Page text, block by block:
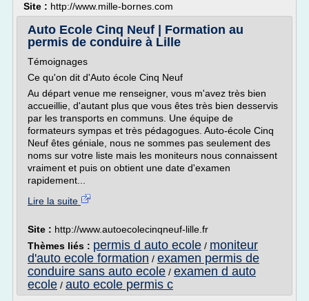
Site : http://www.mille-bornes.com
Auto Ecole Cinq Neuf | Formation au
permis de conduire à Lille
Témoignages
Ce qu'on dit d'Auto école Cinq Neuf
Au départ venue me renseigner, vous m'avez très bien
accueillie, d'autant plus que vous êtes très bien desservis
par les transports en communs. Une équipe de
formateurs sympas et très pédagogues. Auto-école Cinq
Neuf êtes géniale, nous ne sommes pas seulement des
noms sur votre liste mais les moniteurs nous connaissent
vraiment et puis on obtient une date d'examen
rapidement...
Lire la suite
Site : http://www.autoecolecinqneuf-lille.fr
Thèmes liés : permis d auto ecole / moniteur
d'auto ecole formation / examen permis de
conduire sans auto ecole / examen d auto
ecole / auto ecole permis c